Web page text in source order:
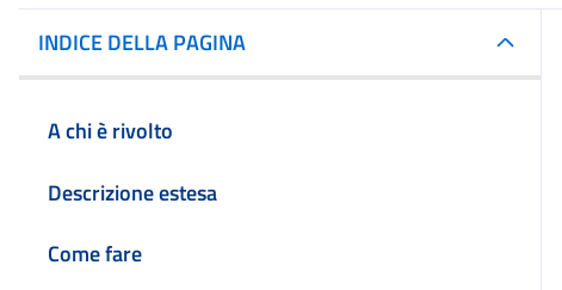
INDICE DELLA PAGINA
A chi è rivolto
Descrizione estesa
Come fare